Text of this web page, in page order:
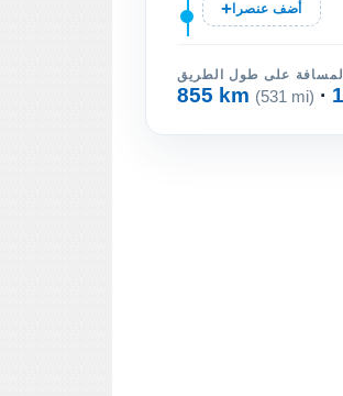
أضف عنصرا
المسافة على طول الطريق
855 km (531 mi)